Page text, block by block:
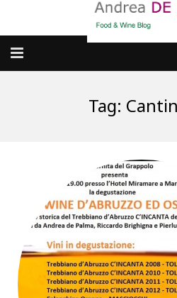
dove MANGIARE
cosa CUCINARE
dove ANDARE
Punti di vista e approfondimenti
Tag: